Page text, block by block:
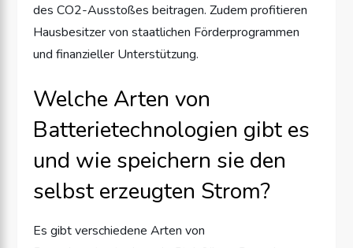
des CO2-Ausstoßes beitragen. Zudem profitieren
Hausbesitzer von staatlichen Förderprogrammen
und finanzieller Unterstützung.
Welche Arten von
Batterietechnologien gibt es
und wie speichern sie den
selbst erzeugten Strom?
Es gibt verschiedene Arten von